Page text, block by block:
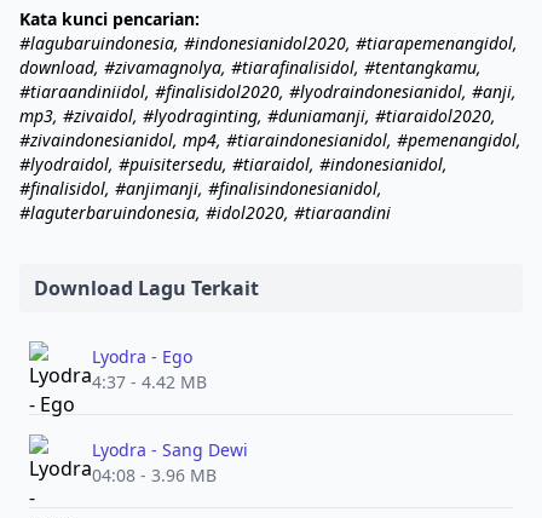
Kata kunci pencarian:
#lagubaruindonesia, #indonesianidol2020, #tiarapemenangidol,
download, #zivamagnolya, #tiarafinalisidol, #tentangkamu,
#tiaraandiniidol, #finalisidol2020, #lyodraindonesianidol, #anji,
mp3, #zivaidol, #lyodraginting, #duniamanji, #tiaraidol2020,
#zivaindonesianidol, mp4, #tiaraindonesianidol, #pemenangidol,
#lyodraidol, #puisitersedu, #tiaraidol, #indonesianidol,
#finalisidol, #anjimanji, #finalisindonesianidol,
#laguterbaruindonesia, #idol2020, #tiaraandini
Download Lagu Terkait
Lyodra - Ego
4:37 - 4.42 MB
Lyodra - Sang Dewi
04:08 - 3.96 MB